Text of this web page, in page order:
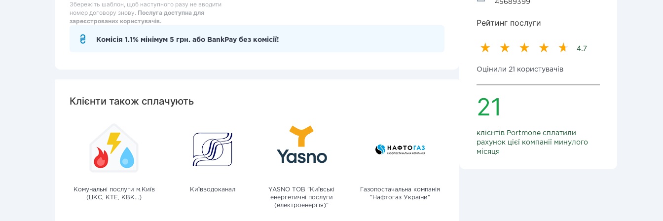
Збережіть шаблон, щоб наступного разу не вводити
номер договору знову. Послуга доступна для
зареєстрованих користувачів.
Комісія 1.1% мінімум 5 грн. або BankPay без комісії!
Клієнти також сплачують
Комунальні послуги м.Київ
(ЦКС, КТЕ, КВК...)
Київводоканал
YASNO ТОВ "Київські
енергетичні послуги
(електроенергія)"
Газопостачальна компанія
"Нафтогаз України"
45689399
Рейтинг послуги
4.7
Оцінили 21 користувачів
21
клієнтів Portmone сплатили
рахунок цієї компанії минулого
місяця